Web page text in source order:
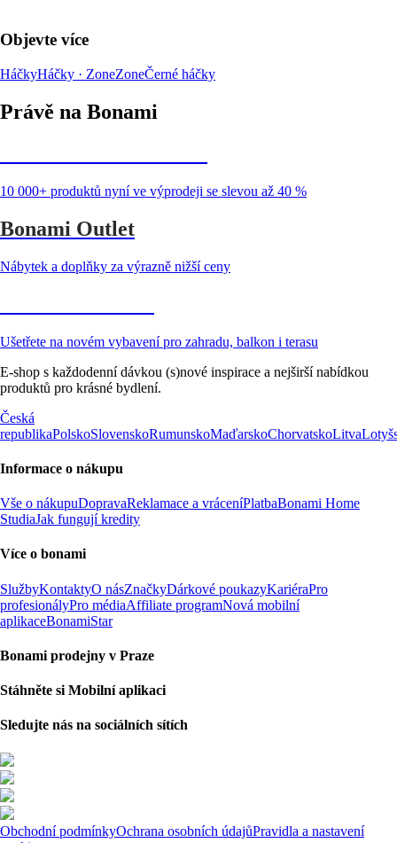
Objevte více
HáčkyHáčky · ZoneZoneČerné háčky
Právě na Bonami
10 000+ produktů nyní ve výprodeji se slevou až 40 %
Bonami Outlet
Nábytek a doplňky za výrazně nižší ceny
Ušetřete na novém vybavení pro zahradu, balkon i terasu
E-shop s každodenní dávkou (s)nové inspirace a nejširší nabídkou
produktů pro krásné bydlení.
Česká
republikaPolskoSlovenskoRumunskoMaďarskoChorvatskoLitva
Informace o nákupu
Vše o nákupuDopravaReklamace a vráceníPlatbaBonami Home
StudiaJak fungují kredity
Více o bonami
SlužbyKontaktyO násZnačkyDárkové poukazyKariéraPro
profesionályPro médiaAffiliate programNová mobilní
aplikaceBonamiStar
Bonami prodejny v Praze
Stáhněte si Mobilní aplikaci
Sledujte nás na sociálních sítích
Obchodní podmínkyOchrana osobních údajůPravidla a nastavení